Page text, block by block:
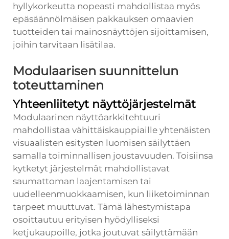
hyllykorkeutta nopeasti mahdollistaa myös
epäsäännölmäisen pakkauksen omaavien
tuotteiden tai mainosnäyttöjen sijoittamisen,
joihin tarvitaan lisätilaa.
Modulaarisen suunnittelun
toteuttaminen
Yhteenliitetyt näyttöjärjestelmät
Modulaarinen näyttöarkkitehtuuri
mahdollistaa vähittäiskauppiaille yhtenäisten
visuaalisten esitysten luomisen säilyttäen
samalla toiminnallisen joustavuuden. Toisiinsa
kytketyt järjestelmät mahdollistavat
saumattoman laajentamisen tai
uudelleenmuokkaamisen, kun liiketoiminnan
tarpeet muuttuvat. Tämä lähestymistapa
osoittautuu erityisen hyödylliseksi
ketjukaupoille, jotka joutuvat säilyttämään